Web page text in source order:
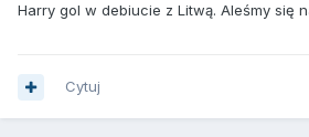
Harry gol w debiucie z Litwą. Aleśmy się
Cytuj